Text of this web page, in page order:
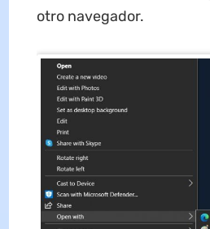
otro navegador.